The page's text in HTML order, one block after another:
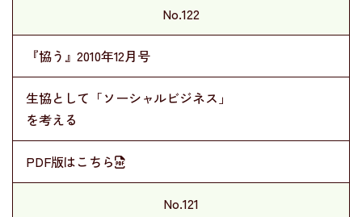
No.122
『協う』2010年12月号
生協として「ソーシャルビジネス」
を考える
PDF版はこちら
No.121